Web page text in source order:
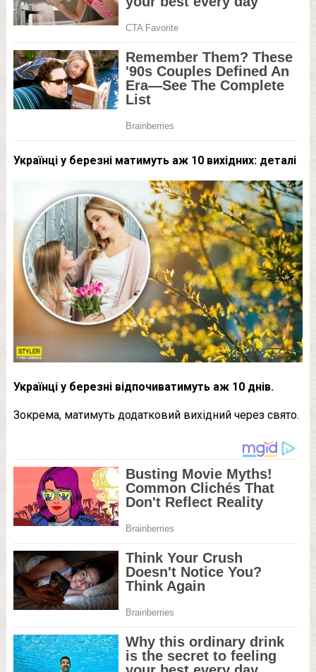
Українці у березні матимуть аж 10 вихідних: деталі
Українці у березні відпочиватимуть аж 10 днів.
Зокрема, матимуть додатковий вихідний через свято.